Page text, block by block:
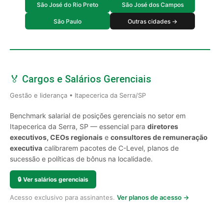
São José do Rio Preto São José dos Campos
São Paulo Outras cidades →
🏅 Cargos e Salários Gerenciais
Gestão e liderança • Itapecerica da Serra/SP
Benchmark salarial de posições gerenciais no setor em
Itapecerica da Serra, SP — essencial para diretores
executivos, CEOs regionais e consultores de remuneração
executiva calibrarem pacotes de C-Level, planos de
sucessão e políticas de bônus na localidade.
🔒 Ver salários gerenciais
Acesso exclusivo para assinantes. Ver planos de acesso →